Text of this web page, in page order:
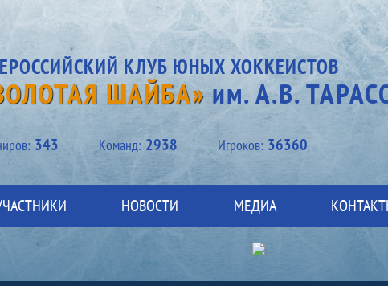
КЛУБ ЮНЫХ ХОККЕИСТОВ
ШАЙБА»им. А.В.
343 Kоманд: 2938 Игроков: 36360
НОВОСТИ МЕДИА